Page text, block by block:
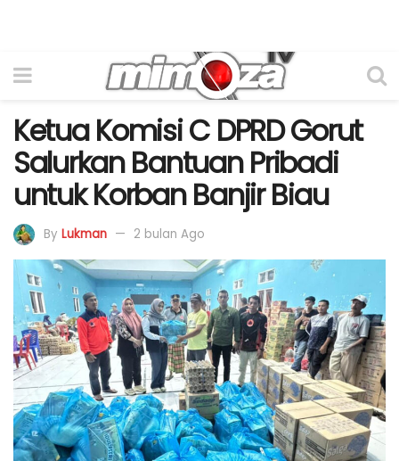
Ketua Komisi C DPRD Gorut
Salurkan Bantuan Pribadi
untuk Korban Banjir Biau
By Lukman 2 bulan Ago